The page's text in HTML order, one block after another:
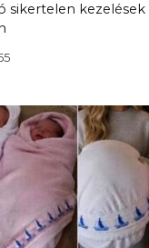
sikertelen kezelések